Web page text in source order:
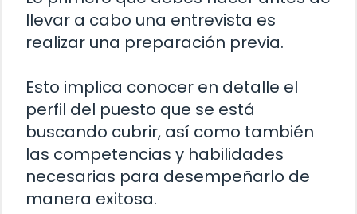
llevar a cabo una entrevista es
realizar una preparación previa.
Esto implica conocer en detalle el
perfil del puesto que se está
buscando cubrir, así como también
las competencias y habilidades
necesarias para desempeñarlo de
manera exitosa.